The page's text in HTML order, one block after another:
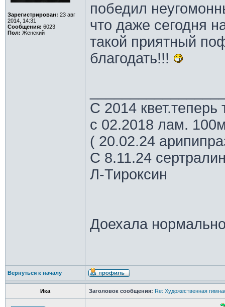
Зарегистрирован: 23 авг
2014, 14:31
Сообщения: 6023
Пол: Женский
победил
что даже сегодня
такой приятный
благодать!!!
С 2014 квет.теперь
с 02.2018 лам.
( 20.02.24
С 8.11.24
Л-Тироксин
Доехала
Вернуться к началу
Ика Заголовок сообщения: Re: Художественная